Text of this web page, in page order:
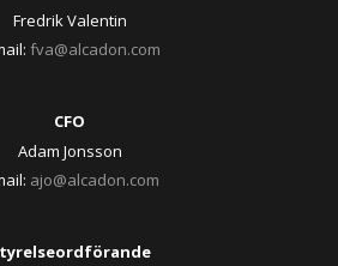
Fredrik Valentin
fva@alcadon.com
CFO
Adam Jonsson
ajo@alcadon.com